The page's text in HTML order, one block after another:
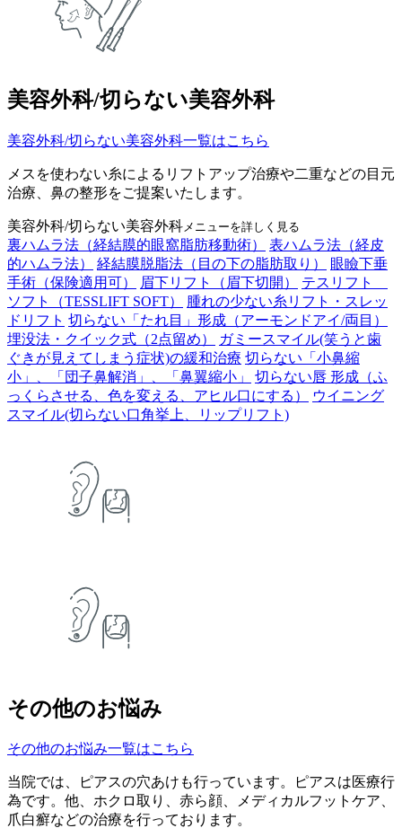
美容外科/切らない美容外科
美容外科/切らない美容外科一覧はこちら
メスを使わない糸によるリフトアップ治療や二重などの目元
治療、鼻の整形をご提案いたします。
美容外科/切らない美容外科 メニューを詳しく見る
裏ハムラ法（経結膜的眼窩脂肪移動術）
表ハムラ法（経皮
的ハムラ法）
経結膜脱脂法（目の下の脂肪取り）
眼瞼下垂
手術（保険適用可）
眉下リフト（眉下切開）
テスリフト
ソフト（TESSLIFT SOFT）
腫れの少ない糸リフト・スレッ
ドリフト 切らない「たれ目」形成（アーモンドアイ/両目）
埋没法・クイック式（2点留め）
ガミースマイル(笑うと歯
ぐきが見えてしまう症状)の緩和治療 切らない「小鼻縮
小」、「団子鼻解消」、「鼻翼縮小」
切らない唇 形成（ふ
っくらさせる、色を変える、アヒル口にする）
ウイニング
スマイル(切らない口角挙上、リップリフト)
その他のお悩み
その他のお悩み一覧はこちら
当院では、ピアスの穴あけも行っています。ピアスは医療行
為です。他、ホクロ取り、赤ら顔、メディカルフットケア、
爪白癬などの治療を行っております。